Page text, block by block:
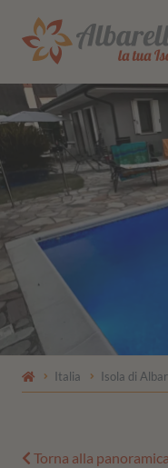
Italia Isola di
Torna alla panoramica